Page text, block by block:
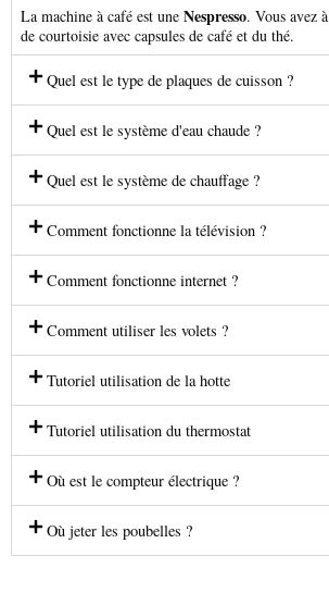
La machine à café est une Nespresso. Vous avez
de courtoisie avec capsules de café et du thé.
Quel est le type de plaques de cuisson ?
Quel est le système d'eau chaude ?
Quel est le système de chauffage ?
Comment fonctionne la télévision ?
Comment fonctionne internet ?
Comment utiliser les volets ?
Tutoriel utilisation de la hotte
Tutoriel utilisation du thermostat
Où est le compteur électrique ?
Où jeter les poubelles ?